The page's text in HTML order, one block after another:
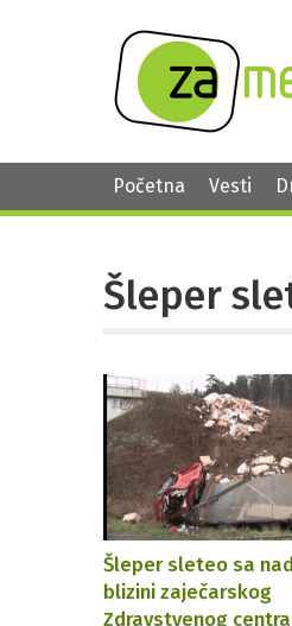
Početna Vesti
Šleper
Šleper sleteo sa
blizini zaječarskog
Zdravstvenog centra